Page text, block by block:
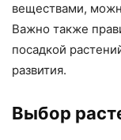
веществами,
Важно также
посадкой
развития.
Выбор